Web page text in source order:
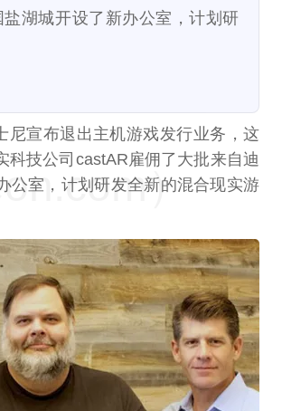
湖城开设了新办公室，计划研
尼宣布退出主机游戏发行业务，这
技公司castAR雇佣了大批来自迪
公室，计划研发全新的混合现实游
）